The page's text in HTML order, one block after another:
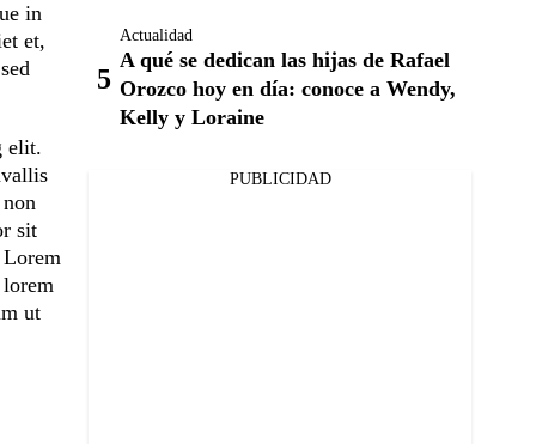
in
et,
elit.
sit
ut
Actualidad
A qué se dedican las hijas de Rafael
Orozco hoy en día: conoce a Wendy,
Kelly y Loraine
PUBLICIDAD